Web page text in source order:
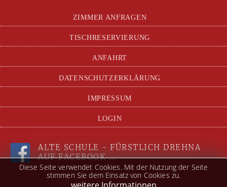
ZIMMER ANFRAGEN
TISCHRESERVIERUNG
ANFAHRT
DATENSCHUTZERKLÄRUNG
IMPRESSUM
LOGIN
ALTE SCHULE - FÜRSTLICH DREHNA
AUF FACEBOOK ...
Diese Seite verwendet Cookies. Mit der Nutzung der Seite
stimmen Sie dem Einsatz von Cookies zu.